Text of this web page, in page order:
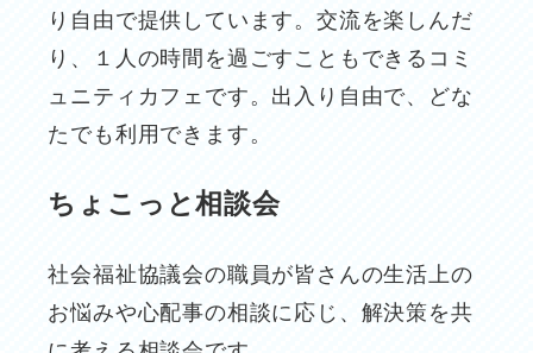
り自由で提供しています。交流を楽しんだ
り、１人の時間を過ごすこともできるコミ
ュニティカフェです。出入り自由で、どな
たでも利用できます。
ちょこっと相談会
社会福祉協議会の職員が皆さんの生活上の
お悩みや心配事の相談に応じ、解決策を共